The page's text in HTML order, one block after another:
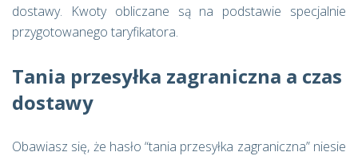
dostawy. Kwoty obliczane są na podstawie specjalnie
przygotowanego taryfikatora.
Tania przesyłka zagraniczna a czas
dostawy
Obawiasz się, że hasło “tania przesyłka zagraniczna” niesie